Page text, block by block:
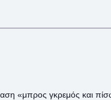
«μπρος γκρεμός και